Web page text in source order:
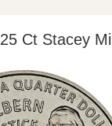
25 Ct Stacey